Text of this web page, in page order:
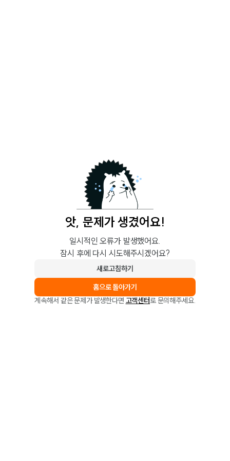
앗, 문제가 생겼어요!
일시적인 오류가 발생했어요.
잠시 후에 다시 시도해주시겠어요?
새로고침하기
홈으로 돌아가기
계속해서 같은 문제가 발생한다면 고객센터로 문의해주세요.